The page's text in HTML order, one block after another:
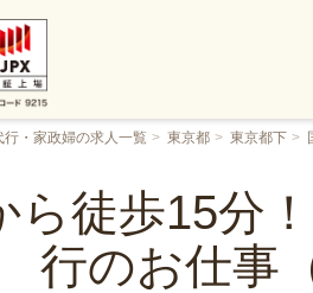
行・家政婦の求人一覧 東京都 東京都下
ら徒歩15分
行のお仕事